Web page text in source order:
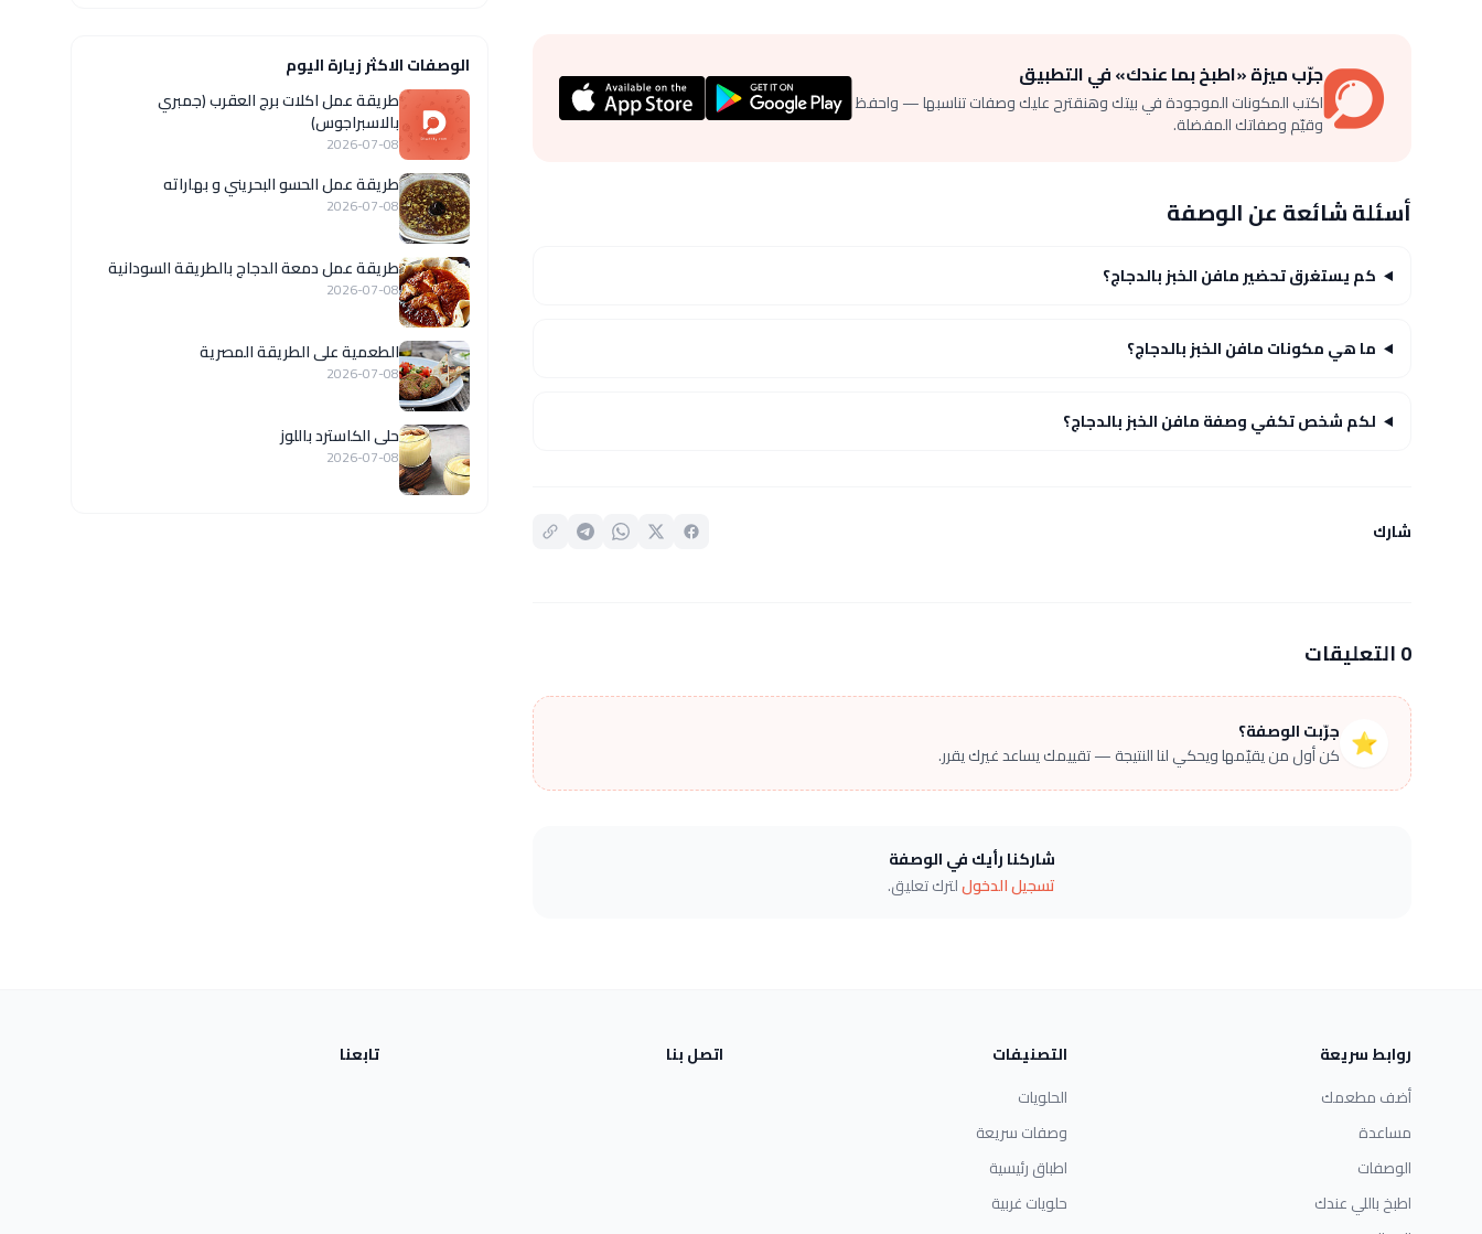
جرّب ميزة «اطبخ بما عندك» في التطبيق
اكتب المكونات الموجودة في بيتك وهنقترح عليك وصفات تناسبها — واحفظ
وقيّم وصفاتك المفضلة.
أسئلة شائعة عن الوصفة
كم يستغرق تحضير مافن الخبز بالدجاج؟
ما هي مكونات مافن الخبز بالدجاج؟
لكم شخص تكفي وصفة مافن الخبز بالدجاج؟
شارك
0 التعليقات
⭐ جرّبت الوصفة؟
كن أول من يقيّمها ويحكي لنا النتيجة — تقييمك يساعد غيرك يقرر.
شاركنا رأيك في الوصفة
تسجيل الدخوللترك تعليق.
الوصفات الاكثر زيارة اليوم
طريقة عمل اكلات برج العقرب (جمبري
بالاسبراجوس)
2026-07-08
طريقة عمل الحسو البحريني و بهاراته
2026-07-08
طريقة عمل دمعة الدجاج بالطريقة السودانية
2026-07-08
الطعمية على الطريقة المصرية
2026-07-08
حلى الكاسترد باللوز
2026-07-08
روابط سريعة
أضف مطعمك
مساعدة
الوصفات
اطبخ باللي عندك
التصنيفات
الحلويات
وصفات سريعة
اطباق رئيسية
حلويات غربية
اتصل بنا تابعنا